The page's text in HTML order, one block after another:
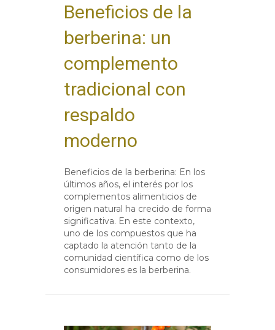
Beneficios de la
berberina: un
complemento
tradicional con
respaldo
moderno
Beneficios de la berberina: En los
últimos años, el interés por los
complementos alimenticios de
origen natural ha crecido de forma
significativa. En este contexto,
uno de los compuestos que ha
captado la atención tanto de la
comunidad científica como de los
consumidores es la berberina.